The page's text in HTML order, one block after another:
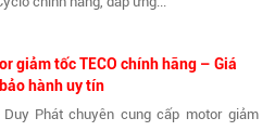
giảm tốc TECO chính hãng – Giá
hành uy tín
Duy Phát chuyên cung cấp motor giảm